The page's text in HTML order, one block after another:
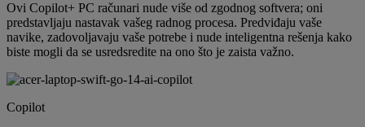
Ovi Copilot+ PC računari nude više od zgodnog softvera; oni
predstavljaju nastavak vašeg radnog procesa. Predviđaju vaše
navike, zadovoljavaju vaše potrebe i nude inteligentna rešenja kako
biste mogli da se usredsredite na ono što je zaista važno.
Copilot